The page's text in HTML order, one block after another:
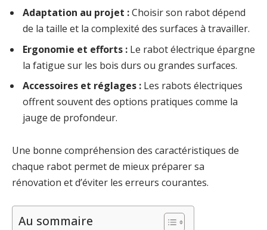
Adaptation au projet :Choisir son rabot dépend
de la taille et la complexité des surfaces à travailler.
Ergonomie et efforts : Le rabot électrique épargne
la fatigue sur les bois durs ou grandes surfaces.
Accessoires et réglages : Les rabots électriques
offrent souvent des options pratiques comme la
jauge de profondeur.
Une bonne compréhension des caractéristiques de
chaque rabot permet de mieux préparer sa
rénovation et d’éviter les erreurs courantes.
Au sommaire